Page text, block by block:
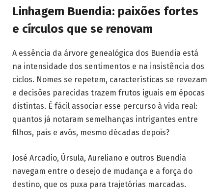
Linhagem Buendia: paixões fortes
e círculos que se renovam
A essência da árvore genealógica dos Buendia está
na intensidade dos sentimentos e na insistência dos
ciclos. Nomes se repetem, características se revezam
e decisões parecidas trazem frutos iguais em épocas
distintas. É fácil associar esse percurso à vida real:
quantos já notaram semelhanças intrigantes entre
filhos, pais e avós, mesmo décadas depois?
José Arcadio, Úrsula, Aureliano e outros Buendia
navegam entre o desejo de mudança e a força do
destino, que os puxa para trajetórias marcadas.